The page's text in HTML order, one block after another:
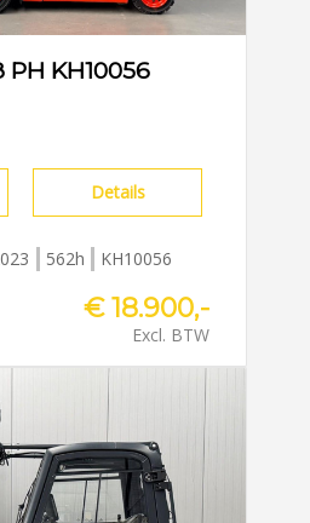
PH KH10056
Details
562h KH10056
€ 18.900,-
Excl. BTW